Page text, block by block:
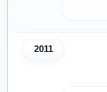
2011